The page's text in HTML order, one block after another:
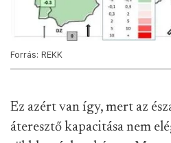
Forrás: REKK
Ez azért van így, mert az
áteresztő kapacitása nem